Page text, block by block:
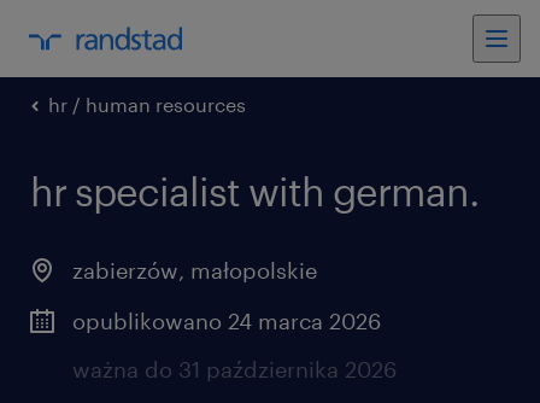
hr / human resources
hr specialist with german.
zabierzów, małopolskie
opublikowano 24 marca 2026
ważna do 31 października 2026